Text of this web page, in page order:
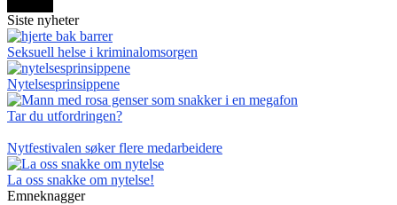
Siste nyheter
Seksuell helse i kriminalomsorgen
Nytelsesprinsippene
Tar du utfordringen?
Nytfestivalen søker flere medarbeidere
La oss snakke om nytelse!
Emneknagger